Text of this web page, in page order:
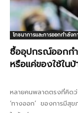
โภชนาการและการออกกำลังก
ซื้ออุปกรณ์ออกก
หรือแค่ของใช้ในบ้
หลายคนพลาดตรงที่คิดว่
‘ทางออก’ ของการมีสุ